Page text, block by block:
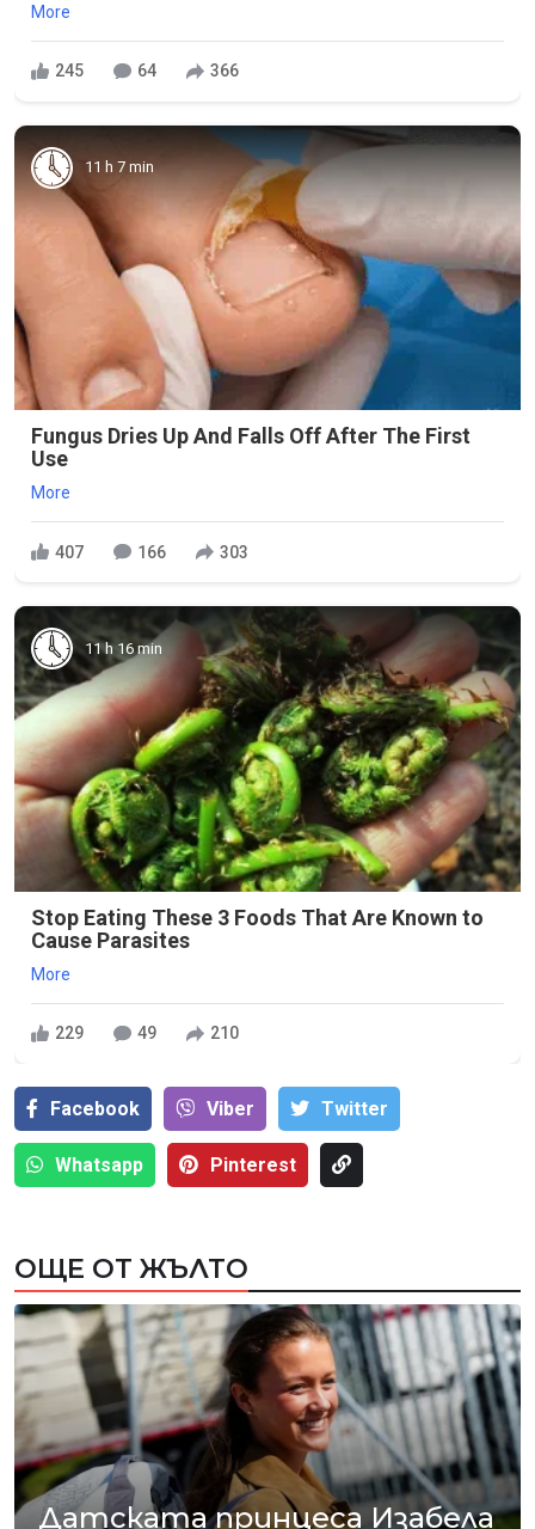
More
245 64 366
11 h 7 min
Fungus Dries Up And Falls Off After The First
Use
More
407 166 303
11 h 16 min
Stop Eating These 3 Foods That Are Known to
Cause Parasites
More
229 49 210
Facebook Viber Тwitter
Whatsapp Pinterest
ОЩЕ ОТ ЖЪЛТО
Датската принцеса Изабела